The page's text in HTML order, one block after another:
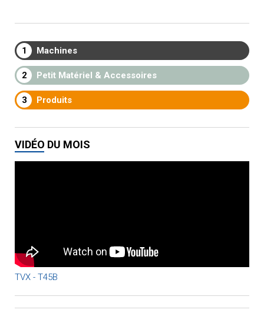
1 Machines
2 Petit Matériel & Accessoires
3 Produits
VIDÉO DU MOIS
TVX - T45B